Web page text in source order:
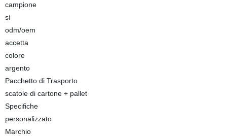
campione
sì
odm/oem
accetta
colore
argento
Pacchetto di Trasporto
scatole di cartone + pallet
Specifiche
personalizzato
Marchio